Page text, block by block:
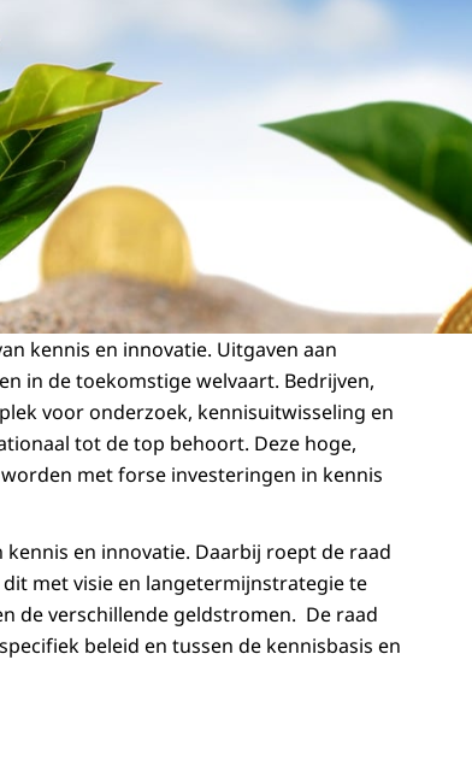
kennis en innovatie. Uitgaven aan
in de toekomstige welvaart. Bedrijven,
voor onderzoek, kennisuitwisseling en
tot de top behoort. Deze hoge,
met forse investeringen in kennis
en innovatie. Daarbij roept de raad
met visie en langetermijnstrategie te
de verschillende geldstromen. De raad
beleid en tussen de kennisbasis en